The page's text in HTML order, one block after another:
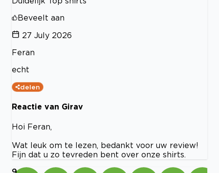
Beveelt aan
27 July 2026
Feran
echt
delen
Reactie van Girav
Hoi Feran,
Wat leuk om te lezen, bedankt voor uw review!
Fijn dat u zo tevreden bent over onze shirts.